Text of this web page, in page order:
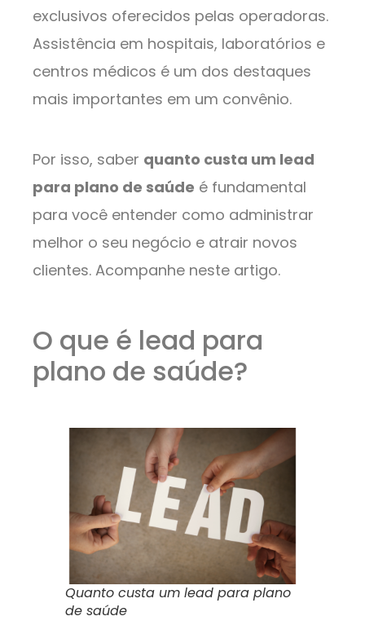
exclusivos oferecidos pelas operadoras.
Assistência em hospitais, laboratórios e
centros médicos é um dos destaques
mais importantes em um convênio.
Por isso, saber quanto custa um lead
para plano de saúde é fundamental
para você entender como administrar
melhor o seu negócio e atrair novos
clientes. Acompanhe neste artigo.
O que é lead para
plano de saúde?
Quanto custa um lead para plano
de saúde